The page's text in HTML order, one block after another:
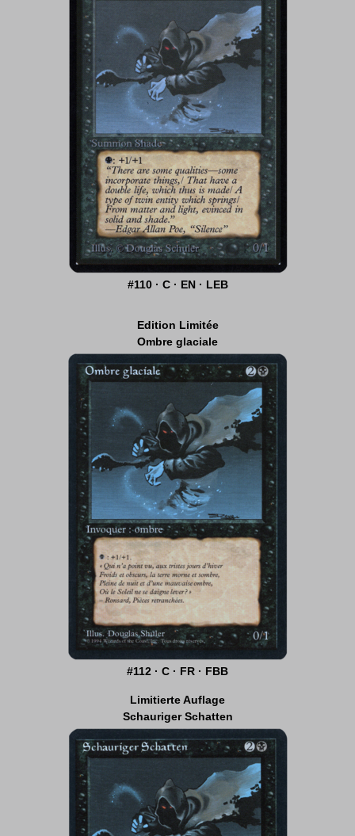
#110 · C · EN · LEB
Edition Limitée
Ombre glaciale
#112 · C · FR · FBB
Limitierte Auflage
Schauriger Schatten